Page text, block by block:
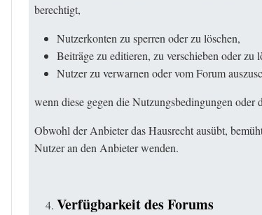
berechtigt,
Nutzerkonten zu sperren oder zu löschen,
Beiträge zu editieren, zu verschieben oder zu
Nutzer zu verwarnen oder vom Forum
wenn diese gegen die Nutzungsbedingungen oder
Obwohl der Anbieter das Hausrecht ausübt,
Nutzer an den Anbieter wenden.
Verfügbarkeit des Forums